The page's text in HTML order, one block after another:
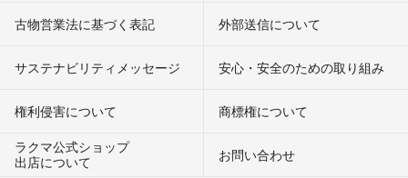
古物営業法に基づく表記 外部送信について
サステナビリティメッセージ 安心・安全のための取り組み
権利侵害について
商標権について
ラクマ公式ショップ
出店について
お問い合わせ